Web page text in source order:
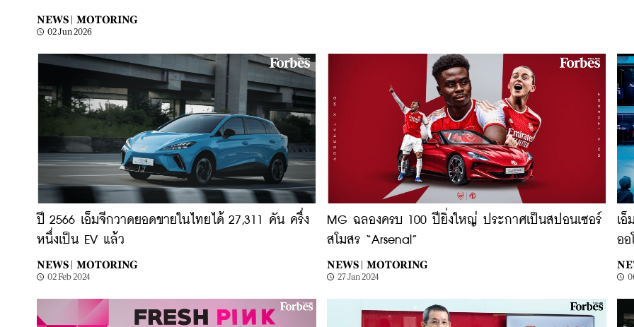
NEWS | MOTORING
02 Jun 2026
ปี 2566 เอ็มจีกวาดยอดขายในไทยได้ 27,311 คัน ครึ่ง
หนึ่งเป็น EV แล้ว
NEWS | MOTORING
02 Feb 2024
MG ฉลองครบ 100 ปียิ่งใหญ่ ประกาศเป็นสปอนเซอร์
สโมสร “Arsenal”
NEWS | MOTORING
27 Jan 2024
เอ็
ออ